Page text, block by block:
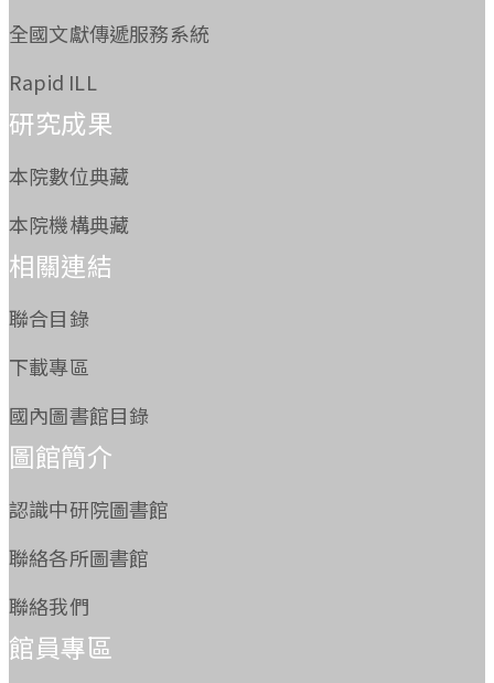
全國文獻傳遞服務系統
Rapid ILL
研究成果
本院數位典藏
本院機構典藏
相關連結
聯合目錄
下載專區
國內圖書館目錄
圖館簡介
認識中研院圖書館
聯絡各所圖書館
聯絡我們
館員專區